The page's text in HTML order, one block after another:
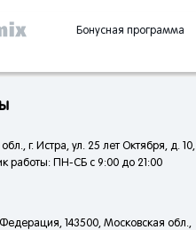
Бонусная программа
г. Истра, ул. 25 лет Октября, д. 10,
работы: ПН-СБ с 9:00 до 21:00
143500, Московская обл.,